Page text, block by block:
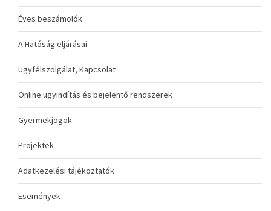
Éves beszámolók
A Hatóság eljárásai
Ügyfélszolgálat, Kapcsolat
Online ügyindítás és bejelentő rendszerek
Gyermekjogok
Projektek
Adatkezelési tájékoztatók
Események